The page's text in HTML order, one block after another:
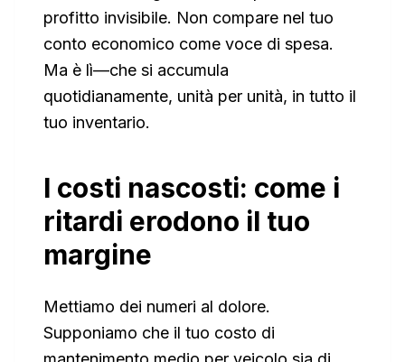
profitto invisibile. Non compare nel tuo
conto economico come voce di spesa.
Ma è lì—che si accumula
quotidianamente, unità per unità, in tutto il
tuo inventario.
I costi nascosti: come i
ritardi erodono il tuo
margine
Mettiamo dei numeri al dolore.
Supponiamo che il tuo costo di